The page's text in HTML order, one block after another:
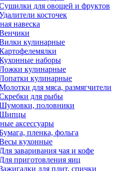
для овощей и фруктов
косточек
навеска
кулинарные
наборы
кулинарные
кулинарные
для мяса, размягчители
для рыбы
половники
аксессуары
пленка, фольга
кухонные
Для заваривания чая и кофе
Для приготовления яиц
для плит, спички